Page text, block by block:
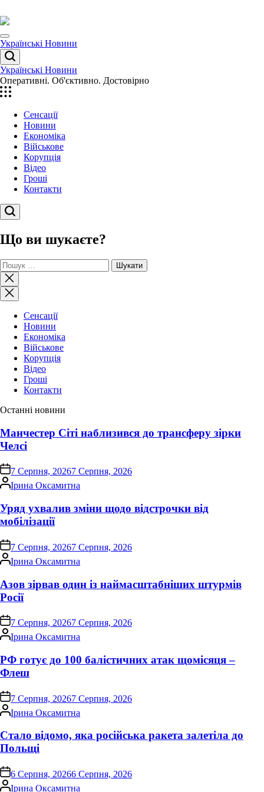
до
вмісту
Menu
Українські Новини
Пошук
Українські Новини
Оперативні. Об'єктивно. Достовірно
Сенсації
Новини
Економіка
Військове
Корупція
Відео
Гроші
Контакти
Пошук
Що ви шукаєте?
Пошук:
Закрити
пошук
Сенсації
Новини
Економіка
Військове
Корупція
Відео
Гроші
Контакти
Останні новини
Манчестер Сіті наблизився до трансферу зірки
Челсі
on 7 Серпня, 20267 Серпня, 2026
Опубліковано
Ірина Оксамитна
Уряд ухвалив зміни щодо відстрочки від
мобілізації
on 7 Серпня, 20267 Серпня, 2026
Опубліковано
Ірина Оксамитна
Азов зірвав один із наймасштабніших штурмів
Росії
on 7 Серпня, 20267 Серпня, 2026
Опубліковано
Ірина Оксамитна
РФ готує до 100 балістичних атак щомісяця –
Флеш
on 7 Серпня, 20267 Серпня, 2026
Опубліковано
Ірина Оксамитна
Стало відомо, яка російська ракета залетіла до
Польщі
on6 Серпня, 20266 Серпня, 2026
Опубліковано
Ірина Оксамитна